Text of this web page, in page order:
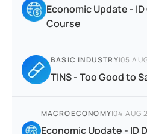
Economic Update -
Course
BASIC INDUSTRY|05
TINS - Too Good to
MACROECONOMY|04 AUG
Economic Update - ID